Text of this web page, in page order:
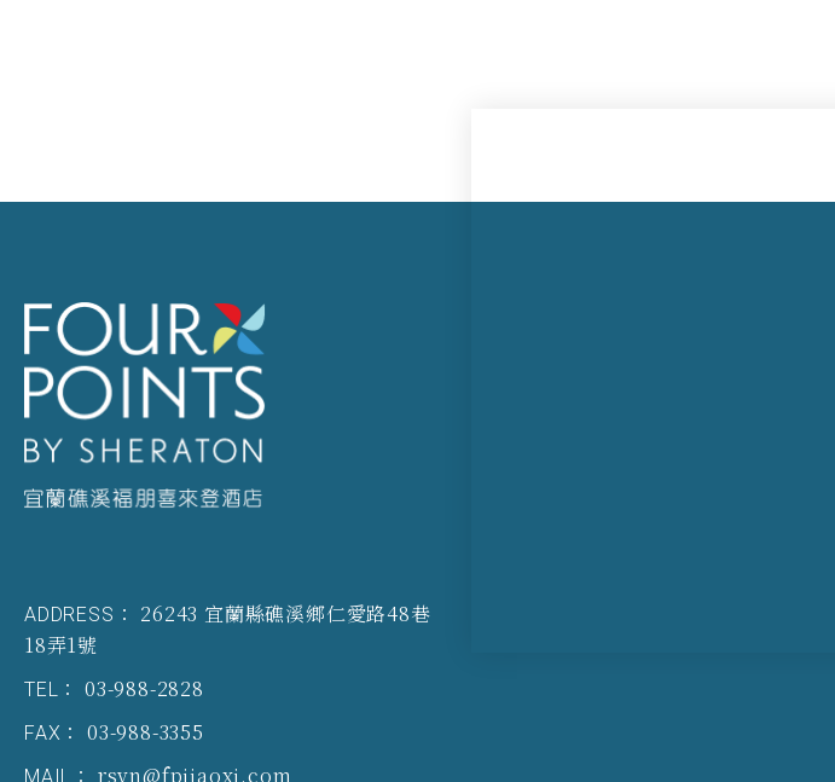
ADDRESS：
26243 宜蘭縣礁溪鄉仁愛路48巷
18弄1號
TEL： 03-988-2828
FAX： 03-988-3355
MAIL： rsvn@fpjiaoxi.com